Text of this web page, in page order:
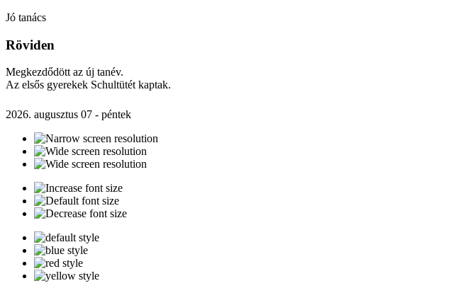
Jó tanács
Röviden
Megkezdődött az új tanév.
Az elsős gyerekek Schultütét kaptak.
2026. augusztus 07 - péntek